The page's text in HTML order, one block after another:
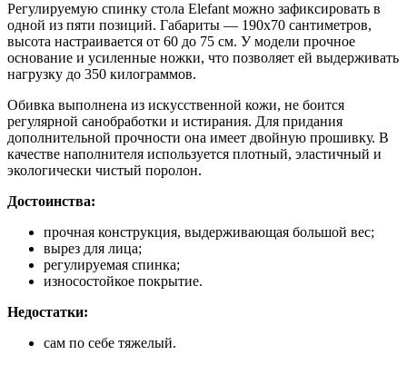
Регулируемую спинку стола Elefant можно зафиксировать в
одной из пяти позиций. Габариты — 190х70 сантиметров,
высота настраивается от 60 до 75 см. У модели прочное
основание и усиленные ножки, что позволяет ей выдерживать
нагрузку до 350 килограммов.
Обивка выполнена из искусственной кожи, не боится
регулярной санобработки и истирания. Для придания
дополнительной прочности она имеет двойную прошивку. В
качестве наполнителя используется плотный, эластичный и
экологически чистый поролон.
Достоинства:
прочная конструкция, выдерживающая большой вес;
вырез для лица;
регулируемая спинка;
износостойкое покрытие.
Недостатки:
сам по себе тяжелый.